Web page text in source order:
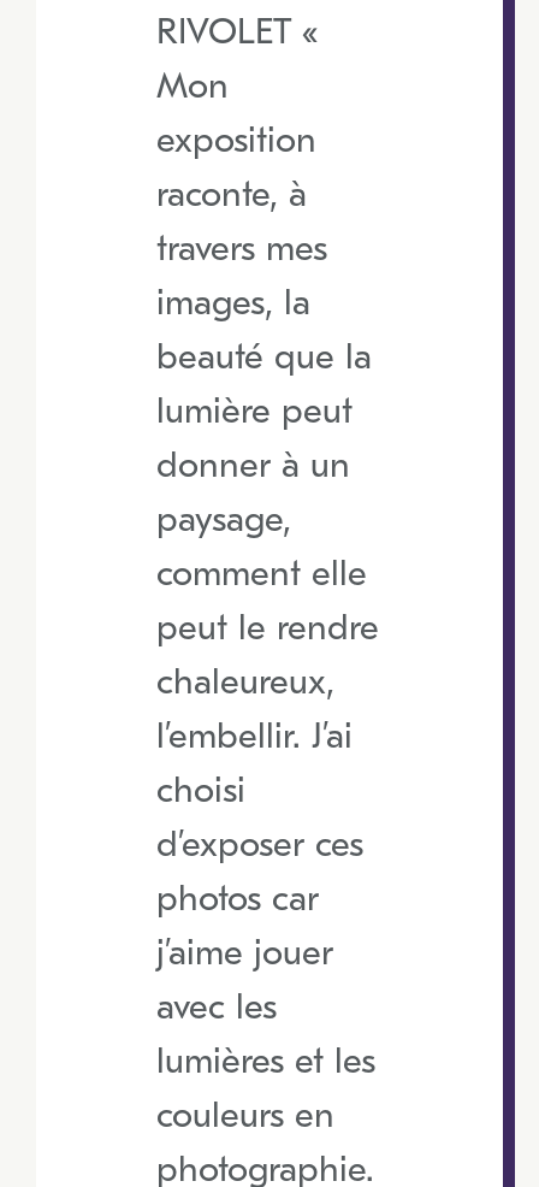
RIVOLET «
Mon
exposition
raconte, à
travers mes
images, la
beauté que la
lumière peut
donner à un
paysage,
comment elle
peut le rendre
chaleureux,
l’embellir. J’ai
choisi
d’exposer ces
photos car
j’aime jouer
avec les
lumières et les
couleurs en
photographie.